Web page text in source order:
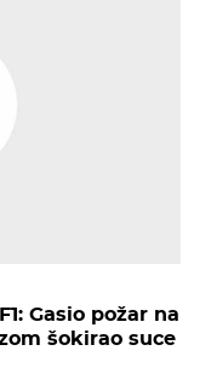
Gasio požar na
šokirao suce